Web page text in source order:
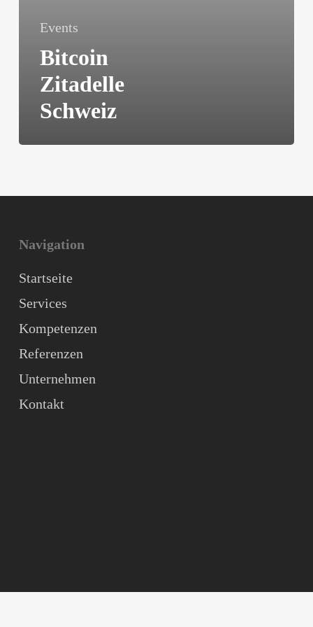
Events
Bitcoin
Zitadelle
Schweiz
Navigation
Startseite
Services
Kompetenzen
Referenzen
Unternehmen
Kontakt